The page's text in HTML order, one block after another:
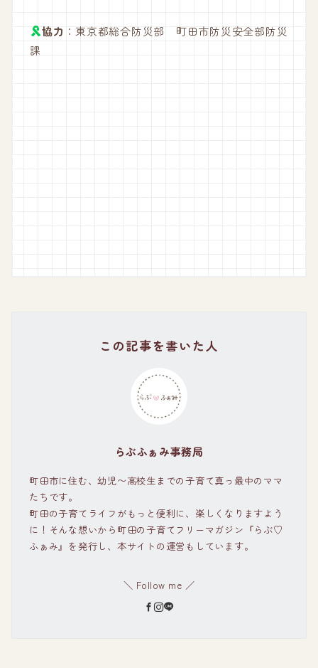
協力 ：東京都総合防災部 町田市防災安全部防災
課
この記事を書いた人
らぶふぁみ事務局
町田市に住む、幼児〜高校生までの子育て真っ最中のママ
たちです。
町田の子育てライフがもっと便利に、楽しくなりますよう
に！そんな想いから町田の子育てフリーマガジン『らぶ♡
ふぁみ』を発行し、本サイトの運営もしています。
＼ Follow me ／